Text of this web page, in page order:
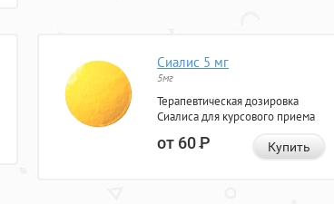
Сиалис 5 мг
5мг
Терапевтическая дозировка
Сиалиса для курсового приема
от 60Р Купить